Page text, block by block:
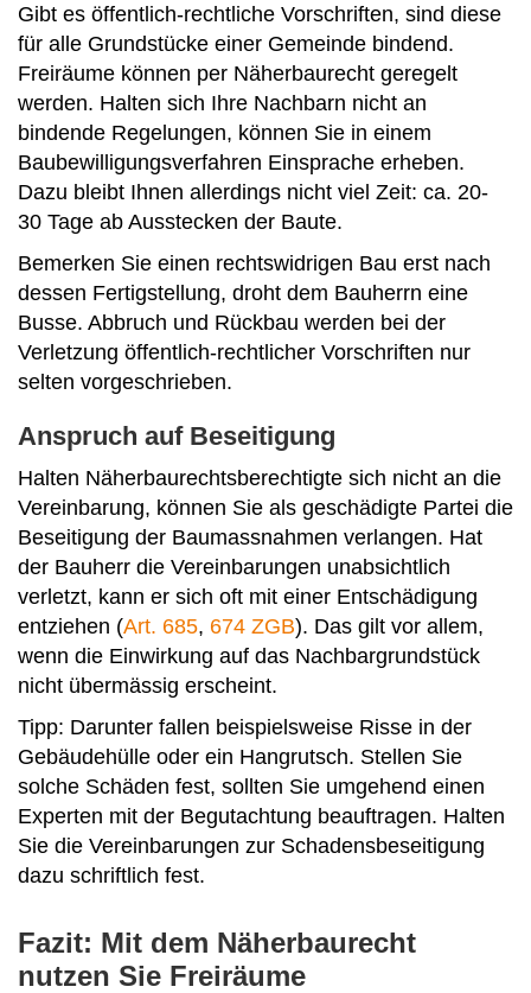
Gibt es öffentlich-rechtliche Vorschriften, sind diese
für alle Grundstücke einer Gemeinde bindend.
Freiräume können per Näherbaurecht geregelt
werden. Halten sich Ihre Nachbarn nicht an
bindende Regelungen, können Sie in einem
Baubewilligungsverfahren Einsprache erheben.
Dazu bleibt Ihnen allerdings nicht viel Zeit: ca. 20-
30 Tage ab Ausstecken der Baute.
Bemerken Sie einen rechtswidrigen Bau erst nach
dessen Fertigstellung, droht dem Bauherrn eine
Busse. Abbruch und Rückbau werden bei der
Verletzung öffentlich-rechtlicher Vorschriften nur
selten vorgeschrieben.
Anspruch auf Beseitigung
Halten Näherbaurechtsberechtigte sich nicht an die
Vereinbarung, können Sie als geschädigte Partei die
Beseitigung der Baumassnahmen verlangen. Hat
der Bauherr die Vereinbarungen unabsichtlich
verletzt, kann er sich oft mit einer Entschädigung
entziehen (Art. 685, 674 ZGB). Das gilt vor allem,
wenn die Einwirkung auf das Nachbargrundstück
nicht übermässig erscheint.
Tipp: Darunter fallen beispielsweise Risse in der
Gebäudehülle oder ein Hangrutsch. Stellen Sie
solche Schäden fest, sollten Sie umgehend einen
Experten mit der Begutachtung beauftragen. Halten
Sie die Vereinbarungen zur Schadensbeseitigung
dazu schriftlich fest.
Fazit: Mit dem Näherbaurecht
nutzen Sie Freiräume